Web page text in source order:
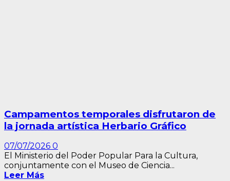
Campamentos temporales disfrutaron de
la jornada artística Herbario Gráfico
07/07/2026 0
El Ministerio del Poder Popular Para la Cultura,
conjuntamente con el Museo de Ciencia...
Leer Más